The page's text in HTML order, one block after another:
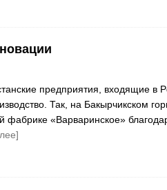
предприятия, входящие в
Так, на Бакырчикском
фабрике «Варваринское»